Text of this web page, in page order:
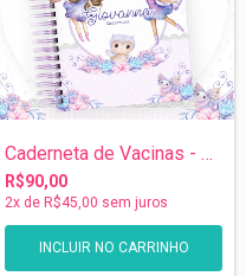
Caderneta de Vacinas - Fadinhas
R$90,00
2x de R$45,00 sem juros